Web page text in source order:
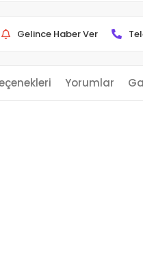
Gelince Haber Ver
Yorumlar